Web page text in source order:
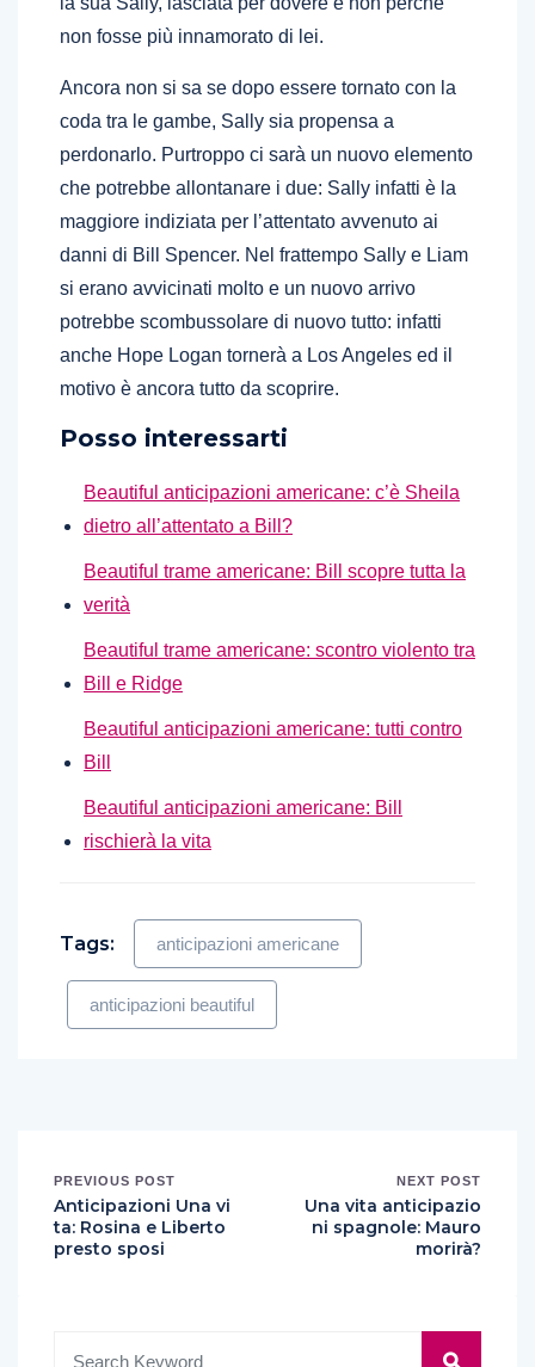
non fosse più innamorato di lei.
Ancora non si sa se dopo essere tornato con la
coda tra le gambe, Sally sia propensa a
perdonarlo. Purtroppo ci sarà un nuovo elemento
che potrebbe allontanare i due: Sally infatti è la
maggiore indiziata per l’attentato avvenuto ai
danni di Bill Spencer. Nel frattempo Sally e Liam
si erano avvicinati molto e un nuovo arrivo
potrebbe scombussolare di nuovo tutto: infatti
anche Hope Logan tornerà a Los Angeles ed il
motivo è ancora tutto da scoprire.
Posso interessarti
Beautiful anticipazioni americane: c’è Sheila
dietro all’attentato a Bill?
Beautiful trame americane: Bill scopre tutta la
verità
Beautiful trame americane: scontro violento tra
Bill e Ridge
Beautiful anticipazioni americane: tutti contro
Bill
Beautiful anticipazioni americane: Bill
rischierà la vita
Tags: anticipazioni americane
anticipazioni beautiful
PREVIOUS POST
Anticipazioni Una vi
ta: Rosina e Liberto
presto sposi
NEXT POST
Una vita anticipazio
ni spagnole: Mauro
morirà?